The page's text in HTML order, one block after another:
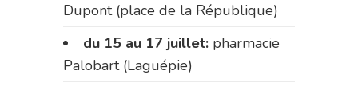
Dupont (place de la République)
du 15 au 17 juillet: pharmacie
Palobart (Laguépie)